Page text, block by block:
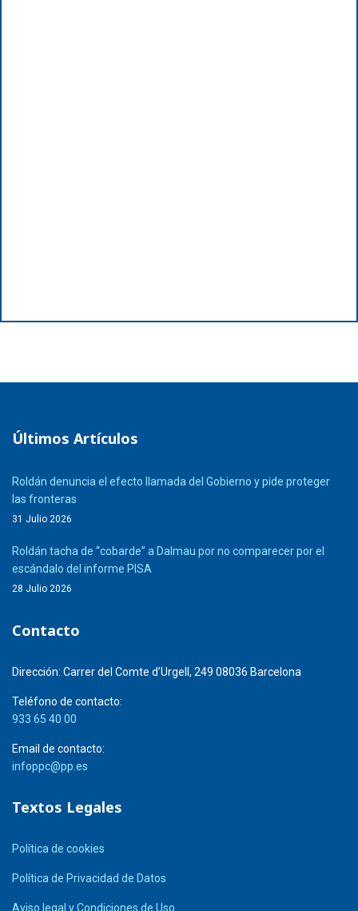
Últimos Artículos
Roldán denuncia el efecto llamada del Gobierno y pide proteger
las fronteras
31 Julio 2026
Roldán tacha de “cobarde” a Dalmau por no comparecer por el
escándalo del informe PISA
28 Julio 2026
Contacto
Dirección: Carrer del Comte d’Urgell, 249 08036 Barcelona
Teléfono de contacto:
933 65 40 00
Email de contacto:
infoppc@pp.es
Textos Legales
Política de cookies
Política de Privacidad de Datos
Aviso legal y Condiciones de Uso